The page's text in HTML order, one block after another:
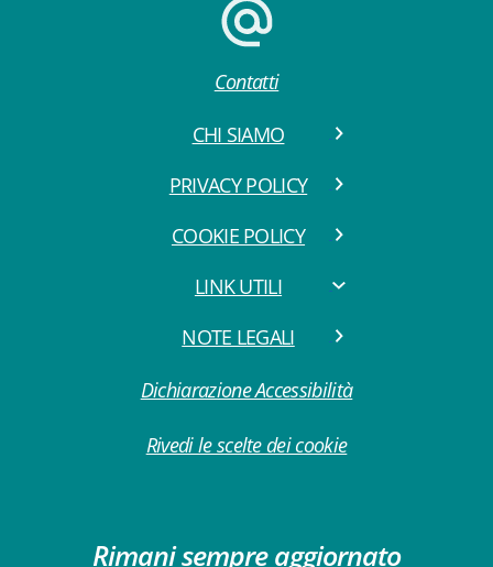
Contatti
CHI SIAMO
PRIVACY POLICY
COOKIE POLICY
LINK UTILI
NOTE LEGALI
Dichiarazione Accessibilità
Rivedi le scelte dei cookie
Rimani sempre aggiornato